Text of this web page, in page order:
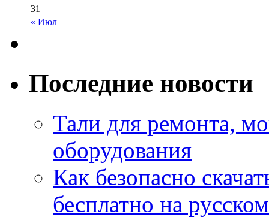
« Июл
31
Последние новости
Тали для ремонта,
оборудования
Как безопасно
бесплатно на